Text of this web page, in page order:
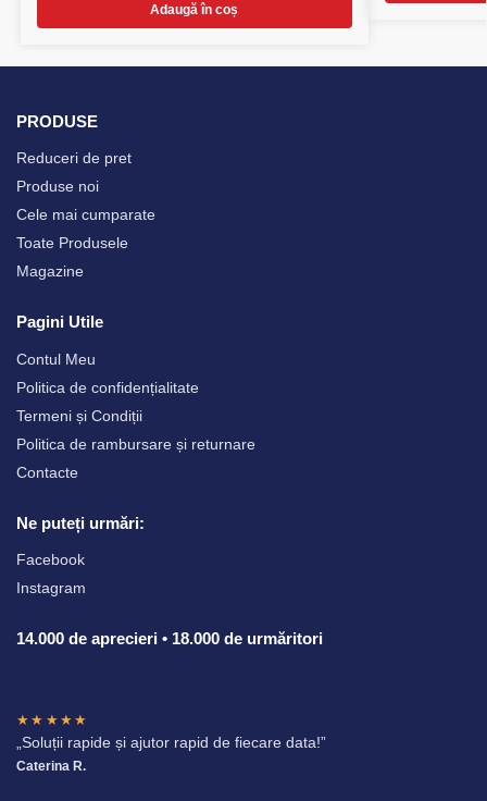
Adaugă în coș
PRODUSE
Reduceri de pret
Produse noi
Cele mai cumparate
Toate Produsele
Magazine
Pagini Utile
Contul Meu
Politica de confidențialitate
Termeni și Condiții
Politica de rambursare și returnare
Contacte
Ne puteți urmări:
Facebook
Instagram
14.000 de aprecieri • 18.000 de urmăritori
★★★★★
„Soluții rapide și ajutor rapid de fiecare data!”
Caterina R.